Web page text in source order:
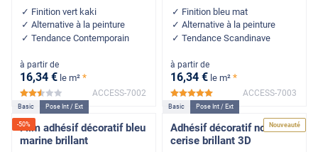
Finition vert kaki
Alternative à la peinture
Tendance Contemporain
à partir de
16,34 € le m² *
*****
ACCESS-7002
Finition bleu mat
Alternative à la peinture
Tendance Scandinave
à partir de
16,34 € le m² *
ACCESS-7003
-50%
Basic Pose Int / Ext
Film adhésif décoratif bleu
marine brillant
Nouveauté
Basic Pose Int / Ext
Adhésif décoratif noir
cerise brillant 3D